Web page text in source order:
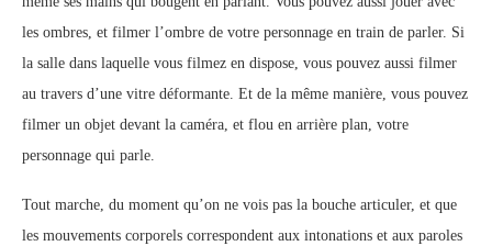
les ombres, et filmer l’ombre de votre personnage en train de parler. Si
la salle dans laquelle vous filmez en dispose, vous pouvez aussi filmer
au travers d’une vitre déformante. Et de la même manière, vous pouvez
filmer un objet devant la caméra, et flou en arrière plan, votre
personnage qui parle.
Tout marche, du moment qu’on ne vois pas la bouche articuler, et que
les mouvements corporels correspondent aux intonations et aux paroles